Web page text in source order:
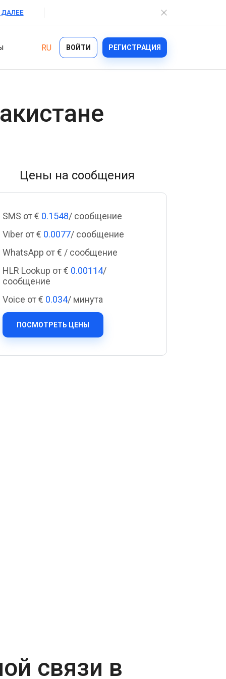
ДАЛЕЕ
Automated Text Messaging
Cascade Messaging
Logistics
Services
RU ВОЙТИ
РЕГИСТРАЦИЯ
Цены на сообщения
SMS от € 0.1548/ сообщение
Viber от € 0.0077/ сообщение
WhatsApp от € / сообщение
HLR Lookup от € 0.00114/
сообщение
Voice от € 0.034/ минута
ПОСМОТРЕТЬ ЦЕНЫ
связи в